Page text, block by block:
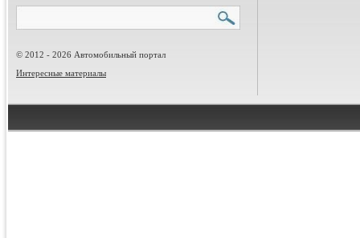
© 2012 - 2026 Автомобильный портал
Интересные материалы